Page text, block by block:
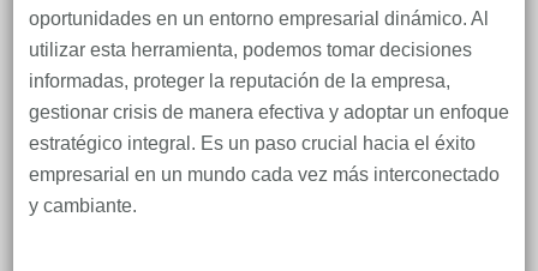
oportunidades en un entorno empresarial dinámico. Al
utilizar esta herramienta, podemos tomar decisiones
informadas, proteger la reputación de la empresa,
gestionar crisis de manera efectiva y adoptar un enfoque
estratégico integral. Es un paso crucial hacia el éxito
empresarial en un mundo cada vez más interconectado
y cambiante.